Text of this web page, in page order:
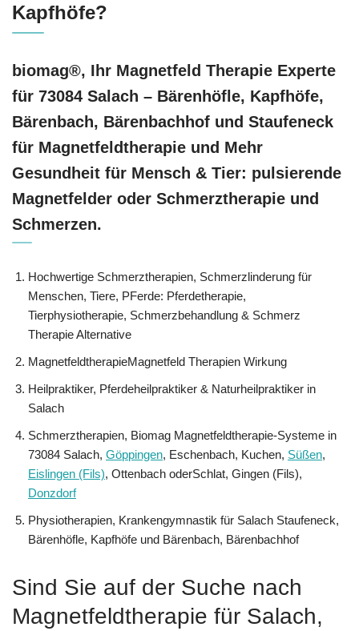
Kapfhöfe?
biomag®, Ihr Magnetfeld Therapie Experte
für 73084 Salach – Bärenhöfle, Kapfhöfe,
Bärenbach, Bärenbachhof und Staufeneck
für Magnetfeldtherapie und Mehr
Gesundheit für Mensch & Tier: pulsierende
Magnetfelder oder Schmerztherapie und
Schmerzen.
Hochwertige Schmerztherapien, Schmerzlinderung für
Menschen, Tiere, PFerde: Pferdetherapie,
Tierphysiotherapie, Schmerzbehandlung & Schmerz
Therapie Alternative
MagnetfeldtherapieMagnetfeld Therapien Wirkung
Heilpraktiker, Pferdeheilpraktiker & Naturheilpraktiker in
Salach
Schmerztherapien, Biomag Magnetfeldtherapie-Systeme in
73084 Salach, Göppingen, Eschenbach, Kuchen, Süßen,
Eislingen (Fils), Ottenbach oderSchlat, Gingen (Fils),
Donzdorf
Physiotherapien, Krankengymnastik für Salach Staufeneck,
Bärenhöfle, Kapfhöfe und Bärenbach, Bärenbachhof
Sind Sie auf der Suche nach
Magnetfeldtherapie für Salach,